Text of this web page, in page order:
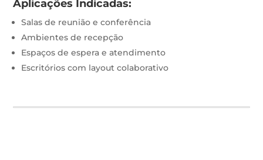
Aplicações Indicadas:
Salas de reunião e conferência
Ambientes de recepção
Espaços de espera e atendimento
Escritórios com layout colaborativo